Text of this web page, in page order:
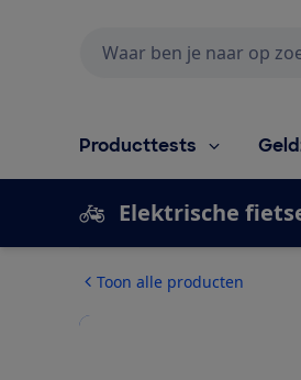
Producttests
Elektrische
Toon alle producten